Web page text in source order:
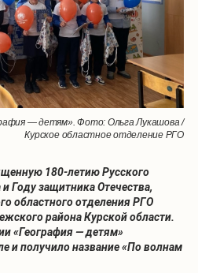
— детям». Фото: Ольга Лукашова /
Курское областное отделение РГО
180-летию Русского
Году защитника Отечества,
областного отделения РГО
района Курской области.
«География — детям»
и получило название «По волнам